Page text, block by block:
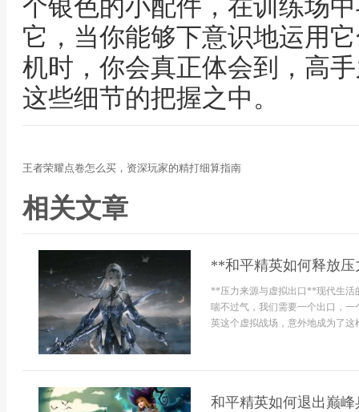
个银色的小配件，在训练场
它，当你能够下意识地运用
机时，你会真正体会到，高
这些细节的把握之中。
王者荣耀点卷怎么买，资深玩家的精打细算指南
相关文章
**和平精英如何释放
**压力来源与虚拟出口**现代生活
喘不过气，我们需要一个出口，
英这个虚拟战场，意外地成为了
和平精英如何退出巅